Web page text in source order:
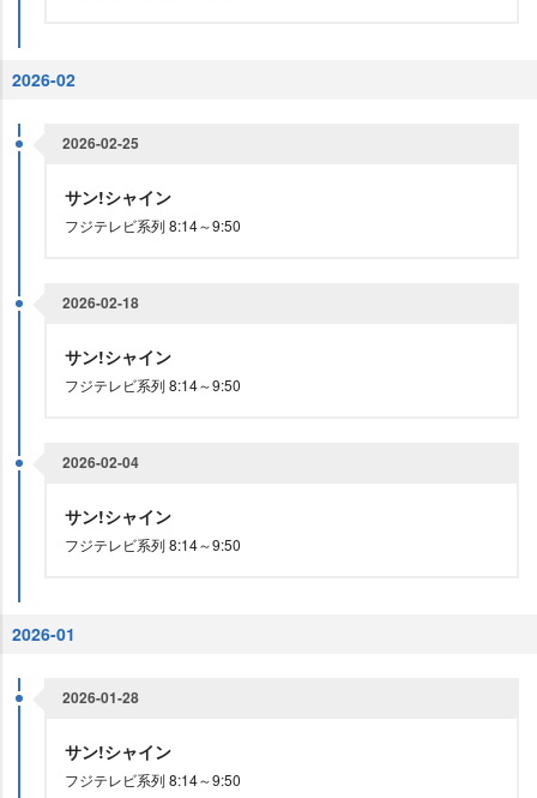
2026-02
2026-02-25
サン!シャイン
フジテレビ系列 8:14～9:50
2026-02-18
サン!シャイン
フジテレビ系列 8:14～9:50
2026-02-04
サン!シャイン
フジテレビ系列 8:14～9:50
2026-01
2026-01-28
サン!シャイン
フジテレビ系列 8:14～9:50